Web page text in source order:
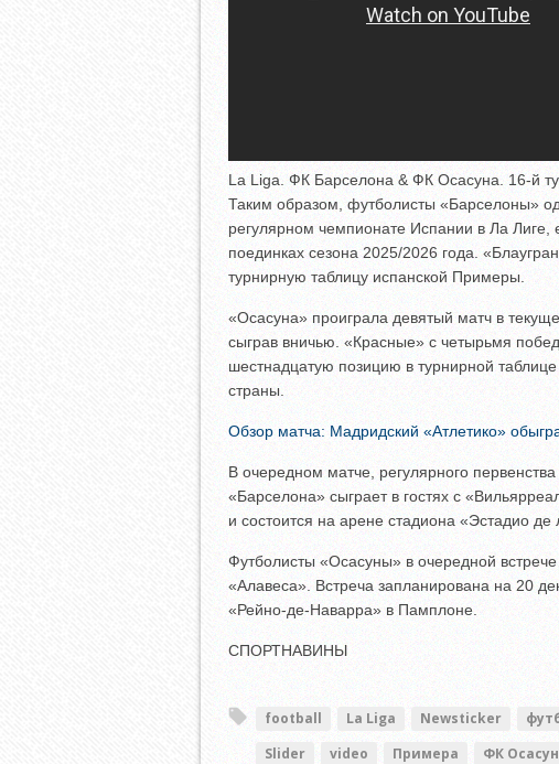
La Liga. ФК Барселона & ФК Осасуна. 16-й
Таким образом, футболисты «Барселоны»
регулярном чемпионате Испании в Ла Лиге,
поединках сезона 2025/2026 года.
турнирную таблицу испанской Примеры.
«Осасуна» проиграла девятый матч в
сыграв вничью. «Красные» с четырьмя
шестнадцатую позицию в турнирной
страны.
Обзор матча: Мадридский «Атлетико»
В очередном матче, регулярного
«Барселона» сыграет в гостях с
и состоится на арене стадиона «Эстадио
Футболисты «Осасуны» в очередной
«Алавеса». Встреча запланирована на 20
«Рейно-де-Наварра» в Памплоне.
СПОРТНАВИНЫ
football La Liga Newsticker
Slider
video Примера ФК